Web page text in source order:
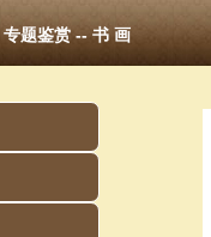
专题鉴赏 -- 书 画